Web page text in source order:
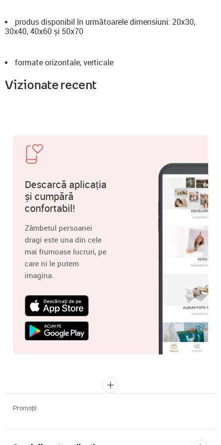
produs disponibil în următoarele dimensiuni: 20x30,
30x40, 40x60 și 50x70
formate orizontale, verticale
Vizionate recent
Descarcă aplicația
și cumpără
confortabil!
Zâmbetul persoanei
dragi este una din cele
mai frumoase lucruri, pe
care ni le putem
imagina.
Promoții